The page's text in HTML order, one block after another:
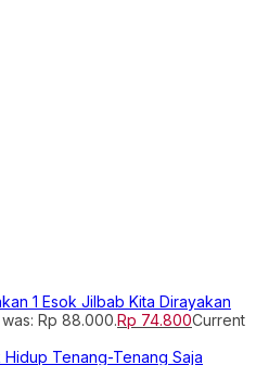
Esok Jilbab Kita Dirayakan
Rp 88.000.Rp 74.800Current